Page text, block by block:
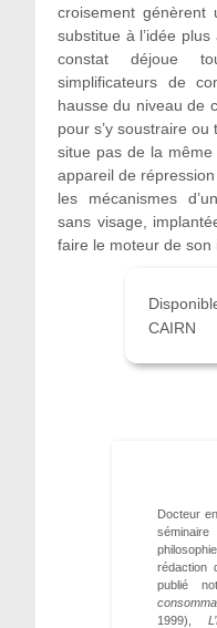
croisement génèrent
substitue à l’idée
constat déjoue
simplificateurs de
hausse du niveau de
pour s’y soustraire ou
situe pas de la même
appareil de
les mécanismes
sans visage,
faire le moteur de son
CAIRN
Docteur
séminaire
publié
1999),